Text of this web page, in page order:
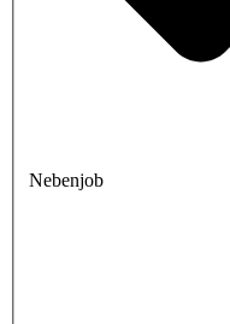
Nebenjob